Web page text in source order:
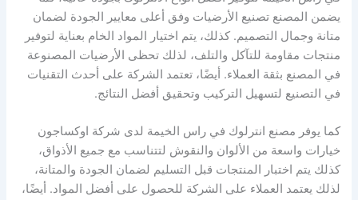
يضمن المصنع تصنيع الأرضيات وفق أعلى معايير الجودة لضمان
متانة وجمال التصميم. كذلك، يتم اختيار المواد الخام بعناية لتوفير
منتجات مقاومة للتآكل والتلف، لذلك تحظى الأرضيات المصنوعة
في المصنع بثقة العملاء. أيضًا، تعتمد الشركة على أحدث التقنيات
في التصنيع لتسهيل التركيب وتحقيق أفضل النتائج.
كما يوفر مصنع انترلوك في راس الخيمة لدى شركة اوكساجون
خيارات واسعة من الألوان والنقوش لتتناسب مع جميع الأذواق،
كذلك يتم اختبار المنتجات قبل التسليم لضمان الجودة والمتانة،
لذلك يعتمد العملاء على الشركة للحصول على أفضل المواد. أيضًا،